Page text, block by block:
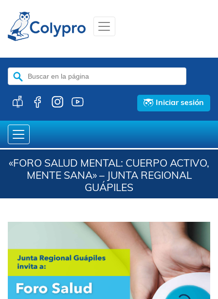
Buscar:
Iniciar sesión
«FORO SALUD MENTAL: CUERPO ACTIVO,
MENTE SANA» – JUNTA REGIONAL
GUÁPILES